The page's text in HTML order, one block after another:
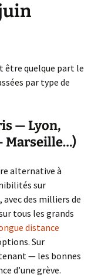
être quelque part le
par type de
— Lyon,
Marseille…)
alternative à
sur
des milliers de
tous les grands
distance
Sur
— les bonnes
d’une grève.